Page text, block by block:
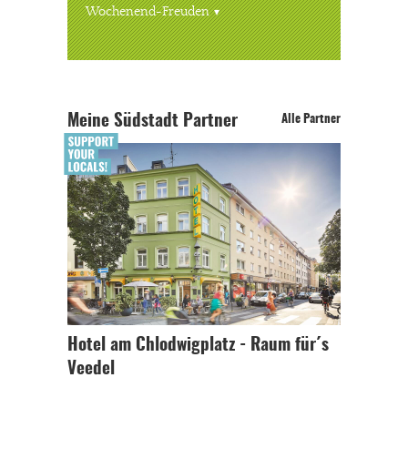
Wochenend-Freuden
Meine Südstadt Partner Alle Partner
Hotel am Chlodwigplatz - Raum für´s
Veedel